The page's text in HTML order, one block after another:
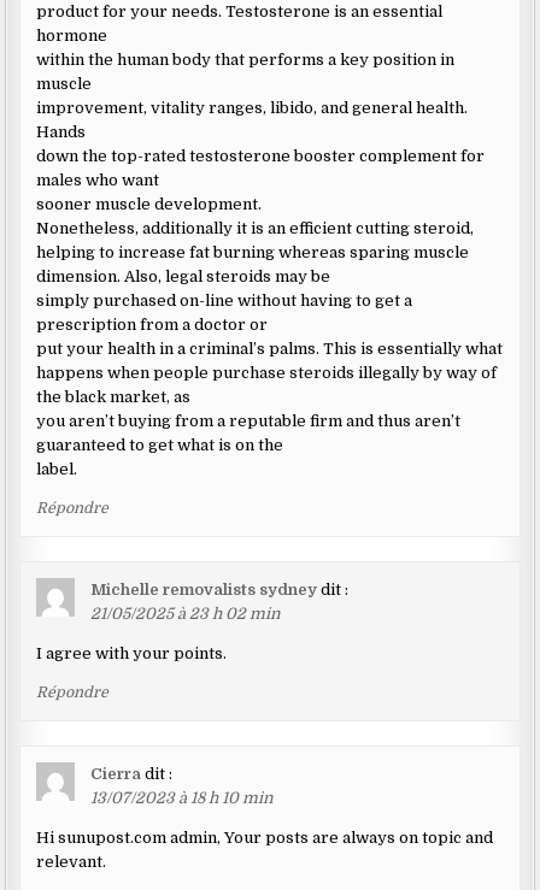
product for your needs. Testosterone is an essential
hormone
within the human body that performs a key position in
muscle
improvement, vitality ranges, libido, and general health.
Hands
down the top-rated testosterone booster complement for
males who want
sooner muscle development.
Nonetheless, additionally it is an efficient cutting steroid,
helping to increase fat burning whereas sparing muscle
dimension. Also, legal steroids may be
simply purchased on-line without having to get a
prescription from a doctor or
put your health in a criminal’s palms. This is essentially what
happens when people purchase steroids illegally by way of
the black market, as
you aren’t buying from a reputable firm and thus aren’t
guaranteed to get what is on the
label.
Répondre
Michelle removalists sydney dit :
21/05/2025 à 23 h 02 min
I agree with your points.
Répondre
Cierra dit :
13/07/2023 à 18 h 10 min
Hi sunupost.com admin, Your posts are always on topic and
relevant.